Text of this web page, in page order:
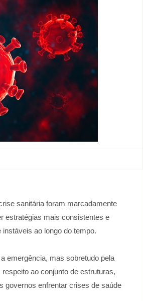
sanitária foram marcadamente
estratégias mais consistentes e
ao longo do tempo.
emergência, mas sobretudo pela
ao conjunto de estruturas,
governos enfrentar crises de saúde